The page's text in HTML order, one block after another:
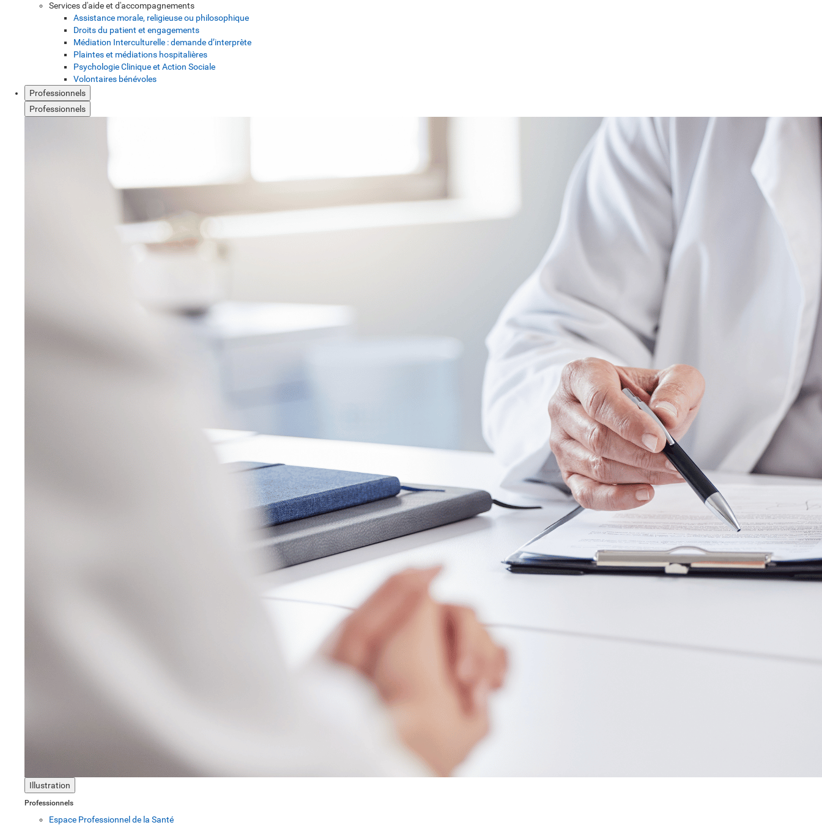
Services d'aide et d'accompagnements
Assistance morale, religieuse ou philosophique
Droits du patient et engagements
Médiation Interculturelle : demande d’interprète
Plaintes et médiations hospitalières
Psychologie Clinique et Action Sociale
Volontaires bénévoles
Professionnels
Professionnels
Illustration
Professionnels
Espace Professionnel de la Santé